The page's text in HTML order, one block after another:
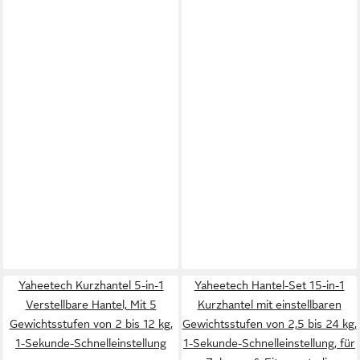
Yaheetech Kurzhantel 5-in-1
Verstellbare Hantel, Mit 5
Gewichtsstufen von 2 bis 12 kg,
1-Sekunde-Schnelleinstellung
Yaheetech Hantel-Set 15-in-1
Kurzhantel mit einstellbaren
Gewichtsstufen von 2,5 bis 24 kg,
1-Sekunde-Schnelleinstellung, für